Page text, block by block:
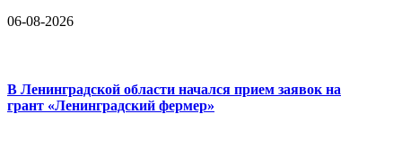
06-08-2026
В Ленинградской области начался прием заявок на
грант «Ленинградский фермер»